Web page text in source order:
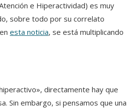
e Hiperactividad) es muy
sobre todo por su correlato
esta noticia, se está multiplicando
directamente hay que
Sin embargo, si pensamos que una